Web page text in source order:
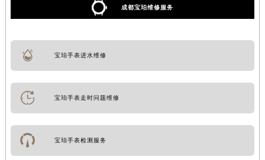
成都宝珀维修服务
宝珀手表进水维修
宝珀手表走时问题维修
宝珀手表检测服务